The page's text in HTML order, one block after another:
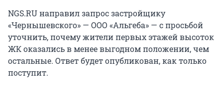
NGS.RU направил запрос застройщику
«Чернышевского» — ООО «Альгеба» — с просьбой
уточнить, почему жители первых этажей высоток
ЖК оказались в менее выгодном положении, чем
остальные. Ответ будет опубликован, как только
поступит.